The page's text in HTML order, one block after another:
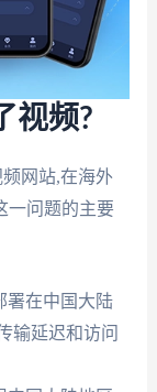
视频?
网站,在海外
一问题的主要
署在中国大陆
输延迟和访问